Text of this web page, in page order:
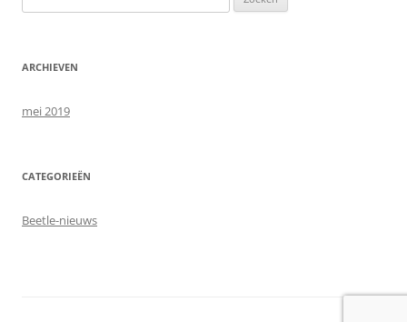
naar:
ARCHIEVEN
mei 2019
CATEGORIEËN
Beetle-nieuws